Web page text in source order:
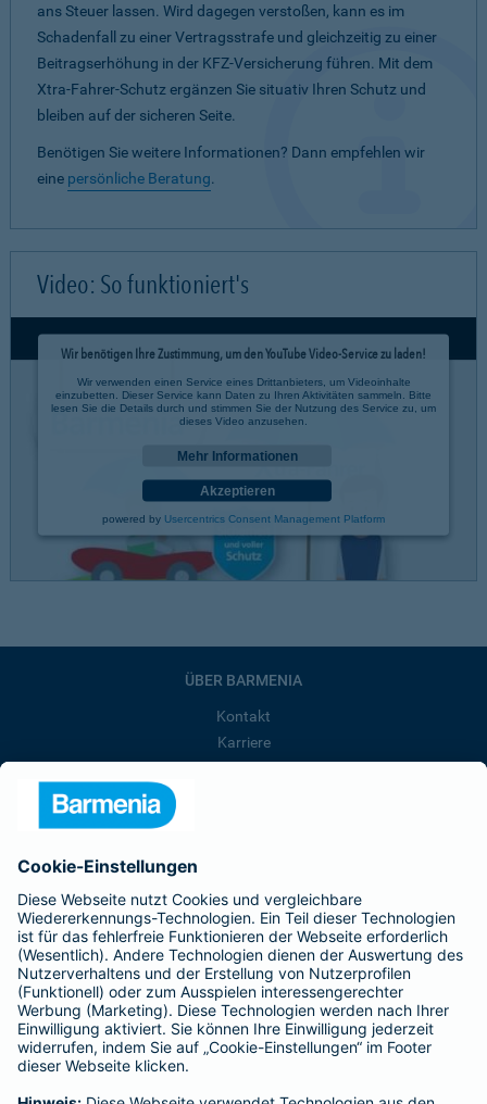
ans Steuer lassen. Wird dagegen verstoßen, kann es im
Schadenfall zu einer Vertragsstrafe und gleichzeitig zu einer
Beitragserhöhung in der KFZ-Versicherung führen. Mit dem
Xtra-Fahrer-Schutz ergänzen Sie situativ Ihren Schutz und
bleiben auf der sicheren Seite.
Benötigen Sie weitere Informationen? Dann empfehlen wir
eine persönliche Beratung.
Video: So funktioniert's
Wir benötigen Ihre Zustimmung, um den YouTube Video-Service zu laden!
Wir verwenden einen Service eines Drittanbieters, um Videoinhalte
einzubetten. Dieser Service kann Daten zu Ihren Aktivitäten sammeln. Bitte
lesen Sie die Details durch und stimmen Sie der Nutzung des Service zu, um
dieses Video anzusehen.
Mehr Informationen
Akzeptieren
powered by Usercentrics Consent Management Platform
ÜBER BARMENIA
Kontakt
Karriere
Barmenia ist Teil der BarmeniaGothaer
BELIEBTE SEITEN
Kranken-Zusatzversicherung
Tierversicherungen
Haftpflichtversicherung
Hausratversicherung